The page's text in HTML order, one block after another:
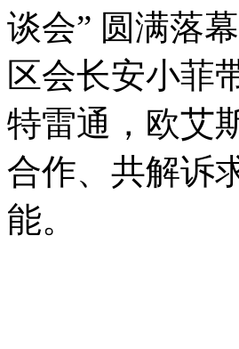
谈会” 圆满落
区会长安小菲
特雷通，欧艾
合作、共解诉
能。